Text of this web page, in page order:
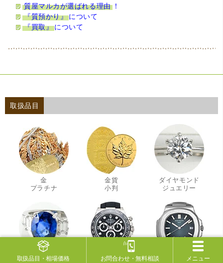
質屋マルカが選ばれる理由！
『質預かり』 について
『買取』 について
取扱品目 ・相場価格 お問合わせ・無料相談 メニュー
取扱品目
金
プラチナ
金貨
小判
ダイヤモンド
ジュエリー
宝石
ロレックス
ブランド時計